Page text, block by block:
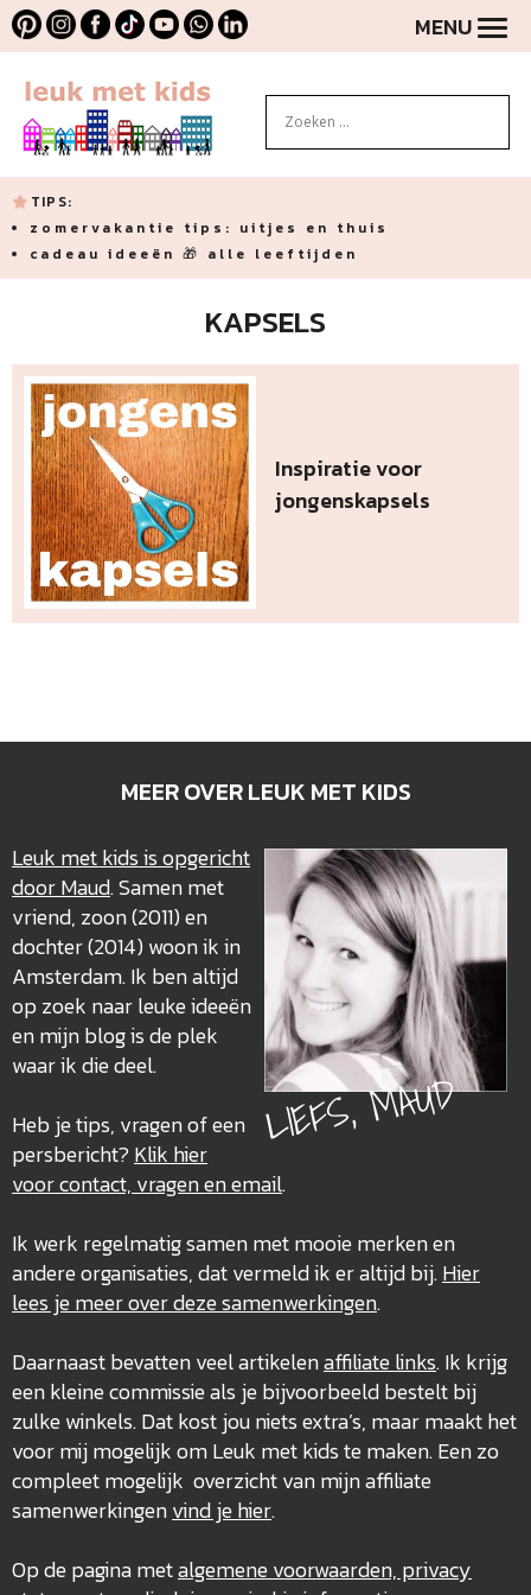
MENU
TIPS:
zomervakantie tips: uitjes en thuis
cadeau ideeën 🎁 alle leeftijden
KAPSELS
Inspiratie voor
jongenskapsels
MEER OVER LEUK MET KIDS
LIEFS, MAUD
Leuk met kids is opgericht
door Maud. Samen met
vriend, zoon (2011) en
dochter (2014) woon ik in
Amsterdam. Ik ben altijd
op zoek naar leuke ideeën
en mijn blog is de plek
waar ik die deel.
Heb je tips, vragen of een
persbericht? Klik hier
voor contact, vragen en email.
Ik werk regelmatig samen met mooie merken en
andere organisaties, dat vermeld ik er altijd bij.Hier
lees je meer over dezesamenwerkingen.
Daarnaast bevatten veel artikelenaffiliate links. Ik krijg
een kleine commissie als je bijvoorbeeld bestelt bij
zulke winkels. Dat kost jou niets extra’s, maar maakt het
voor mij mogelijk om Leuk met kids te maken. Een zo
compleet mogelijk overzicht van mijn affiliate
samenwerkingenvind je hier.
Op de pagina metalgemene voorwaarden, privacy